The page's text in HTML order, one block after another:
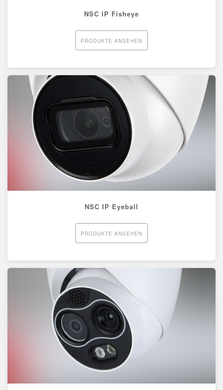
NSC IP Fisheye
PRODUKTE ANSEHEN
NSC IP Eyeball
PRODUKTE ANSEHEN